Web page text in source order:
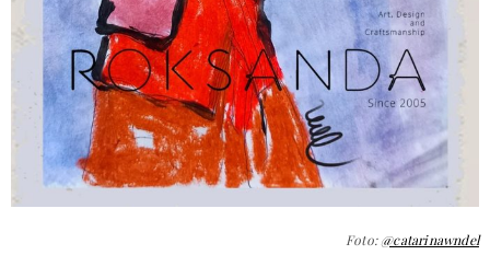
Foto:@catarinawndel